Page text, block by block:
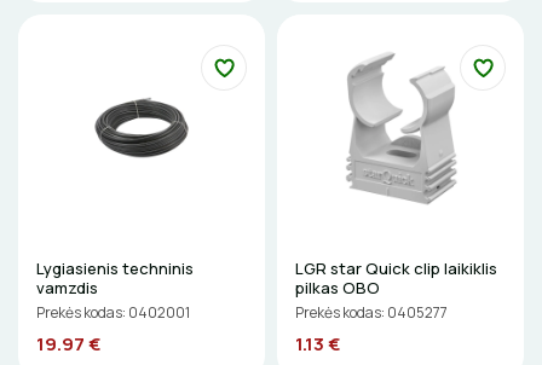
PRATRAUKIKLIAI
BŪGNAI KABELIŲ VYNIOJIMUI
GULSČIUKAI
ETIKEČIŲ SPAUSDINTUVAI
Lygiasienis techninis
vamzdis
Prekės kodas: 0402001
19.97 €
LGR star Quick clip laikiklis
pilkas OBO
Prekės kodas: 0405277
1.13 €